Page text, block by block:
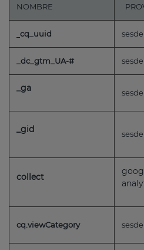
NOMBRE
cq_uuid
_dc_gtm_UA-#
_ga
_gid
collect
cq.viewCategory